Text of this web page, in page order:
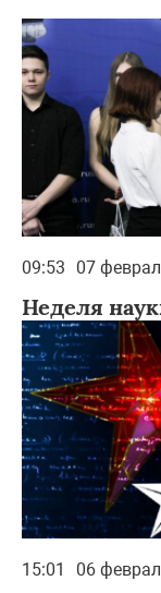
09:53 07
Неделя
15:01 06